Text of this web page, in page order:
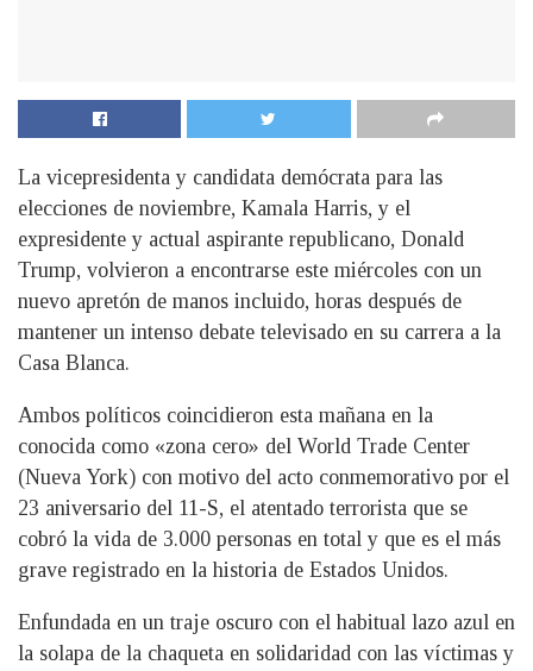
La vicepresidenta y candidata demócrata para las
elecciones de noviembre, Kamala Harris, y el
expresidente y actual aspirante republicano, Donald
Trump, volvieron a encontrarse este miércoles con un
nuevo apretón de manos incluido, horas después de
mantener un intenso debate televisado en su carrera a la
Casa Blanca.
Ambos políticos coincidieron esta mañana en la
conocida como «zona cero» del World Trade Center
(Nueva York) con motivo del acto conmemorativo por el
23 aniversario del 11-S, el atentado terrorista que se
cobró la vida de 3.000 personas en total y que es el más
grave registrado en la historia de Estados Unidos.
Enfundada en un traje oscuro con el habitual lazo azul en
la solapa de la chaqueta en solidaridad con las víctimas y